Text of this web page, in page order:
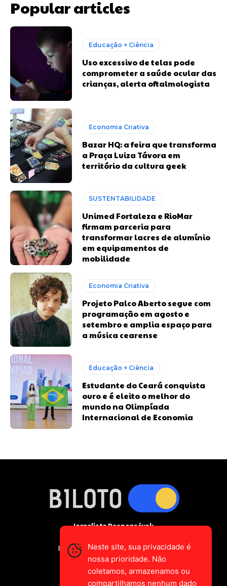
Popular articles
Educação + Ciência
Uso excessivo de telas pode
comprometer a saúde ocular das
crianças, alerta oftalmologista
Economia Criativa
Bazar HQ: a feira que transforma
a Praça Luiza Távora em
território da cultura geek
SUSTENTABILIDADE
Unimed Fortaleza e RioMar
firmam parceria para
transformar lacres de alumínio
em equipamentos de
mobilidade
Economia Criativa
Projeto Palco Aberto segue com
programação em agosto e
setembro e amplia espaço para
a música cearense
Educação + Ciência
Estudante do Ceará conquista
ouro e é eleito o melhor do
mundo na Olimpíada
Internacional de Economia
Jornalista Responsável:
Registro Profissional MTE 2589/CE
falecom@biloto.com.br
Neste site, sua privacidade é
nossa prioridade. Não
coletamos, armazenamos ou
compartilhamos nenhum dado